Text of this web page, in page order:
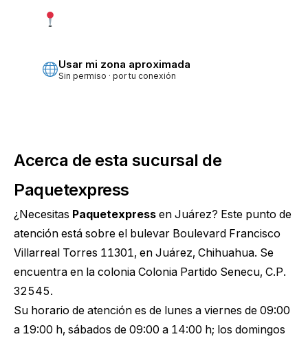
Usar mi zona aproximada
Sin permiso · por tu conexión
Acerca de esta sucursal de
Paquetexpress
¿Necesitas Paquetexpress en Juárez? Este punto de
atención está sobre el bulevar Boulevard Francisco
Villarreal Torres 11301, en Juárez, Chihuahua. Se
encuentra en la colonia Colonia Partido Senecu, C.P.
32545.
Su horario de atención es de lunes a viernes de 09:00
a 19:00 h, sábados de 09:00 a 14:00 h; los domingos